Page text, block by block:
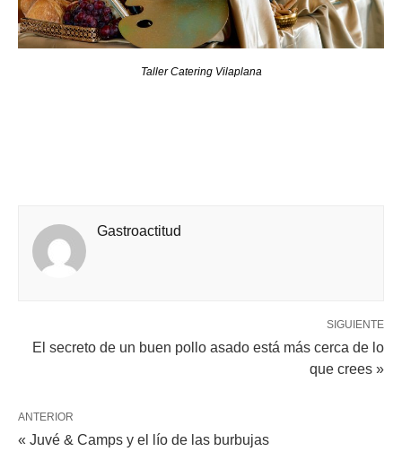
Taller Catering Vilaplana
Gastroactitud
SIGUIENTE
El secreto de un buen pollo asado está más cerca de lo
que crees »
ANTERIOR
« Juvé & Camps y el lío de las burbujas